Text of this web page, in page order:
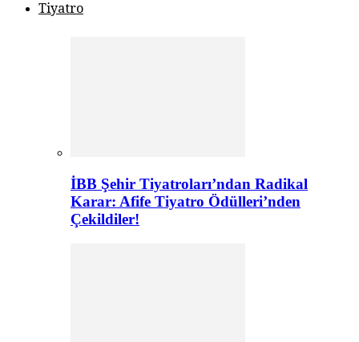
Tiyatro
İBB Şehir Tiyatroları’ndan Radikal
Karar: Afife Tiyatro Ödülleri’nden
Çekildiler!